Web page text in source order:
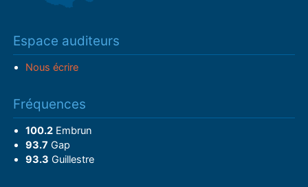
Espace auditeurs
Nous écrire
Fréquences
100.2Embrun
93.7 Gap
93.3 Guillestre